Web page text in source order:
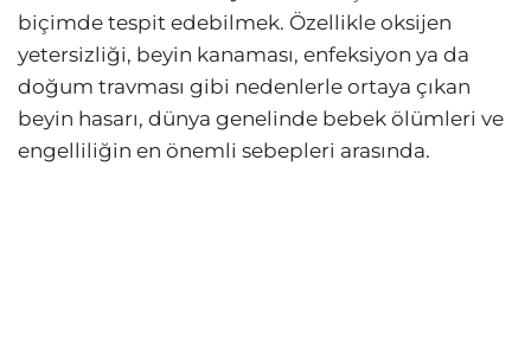
biçimde tespit edebilmek. Özellikle oksijen
yetersizliği, beyin kanaması, enfeksiyon ya da
doğum travması gibi nedenlerle ortaya çıkan
beyin hasarı, dünya genelinde bebek ölümleri ve
engelliliğin en önemli sebepleri arasında.